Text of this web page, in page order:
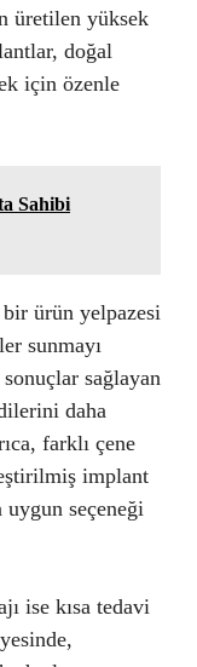
üretilen yüksek
doğal
için özenle
Sahibi
ürün yelpazesi
sunmayı
sağlayan
daha
farklı çene
implant
seçeneği
ise kısa tedavi